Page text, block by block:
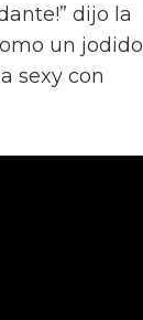
dijo la
un jodido
sexy con